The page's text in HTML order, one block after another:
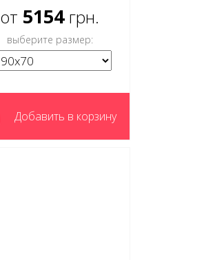
от 5154 грн.
выберите размер:
Добавить в корзину